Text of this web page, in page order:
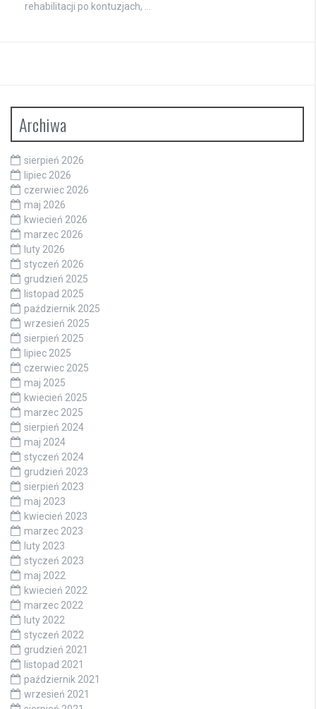
rehabilitacji po kontuzjach, …
Archiwa
sierpień 2026
lipiec 2026
czerwiec 2026
maj 2026
kwiecień 2026
marzec 2026
luty 2026
styczeń 2026
grudzień 2025
listopad 2025
październik 2025
wrzesień 2025
sierpień 2025
lipiec 2025
czerwiec 2025
maj 2025
kwiecień 2025
marzec 2025
sierpień 2024
maj 2024
styczeń 2024
grudzień 2023
sierpień 2023
maj 2023
kwiecień 2023
marzec 2023
luty 2023
styczeń 2023
maj 2022
kwiecień 2022
marzec 2022
luty 2022
styczeń 2022
grudzień 2021
listopad 2021
październik 2021
wrzesień 2021